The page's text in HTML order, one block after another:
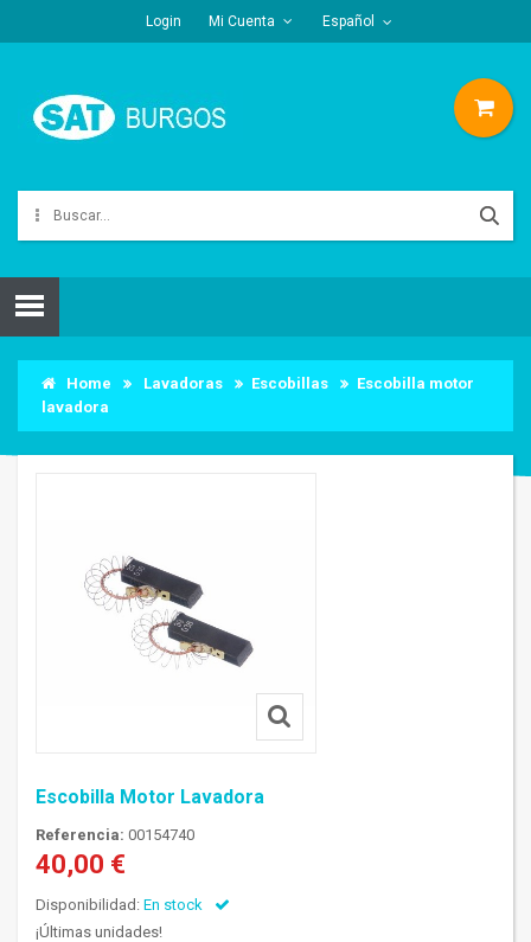
Login Mi Cuenta Español
Home Lavadoras Escobillas
Escobilla motor
lavadora
Escobilla Motor Lavadora
Referencia: 00154740
40,00 €
Disponibilidad: En stock
¡Últimas unidades!